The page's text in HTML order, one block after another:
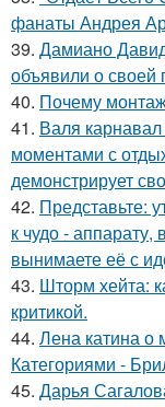
фанаты Андрея
39. Дамиано
объявили о своей
40. Почему
41. Валя
моментами с
демонстрирует
42. Представьте:
к чудо - аппарату,
вынимаете её с
43. Шторм хейта:
критикой.
44. Лена катина
Категориями -
45. Дарья